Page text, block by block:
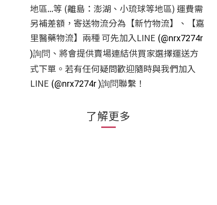
地區...等 (離島：澎湖、小琉球等地區) 運費需
另補差額，寄送物流分為【新竹物流】、【嘉
里醫藥物流】兩種可先加入LINE (@nrx7274r
)詢問 、將會提供賣場連結供買家選擇運送方
式下單。若有任何疑問歡迎隨時與我們加入
LINE (@nrx7274r )詢問聯繫！
了解更多